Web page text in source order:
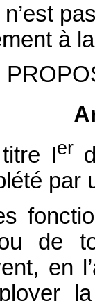
à
Ier
par
de
en